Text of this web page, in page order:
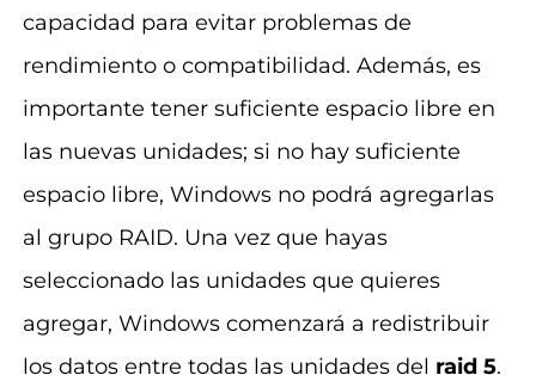
capacidad para evitar problemas de
rendimiento o compatibilidad. Además, es
importante tener suficiente espacio libre en
las nuevas unidades; si no hay suficiente
espacio libre, Windows no podrá agregarlas
al grupo RAID. Una vez que hayas
seleccionado las unidades que quieres
agregar, Windows comenzará a redistribuir
los datos entre todas las unidades del raid 5.